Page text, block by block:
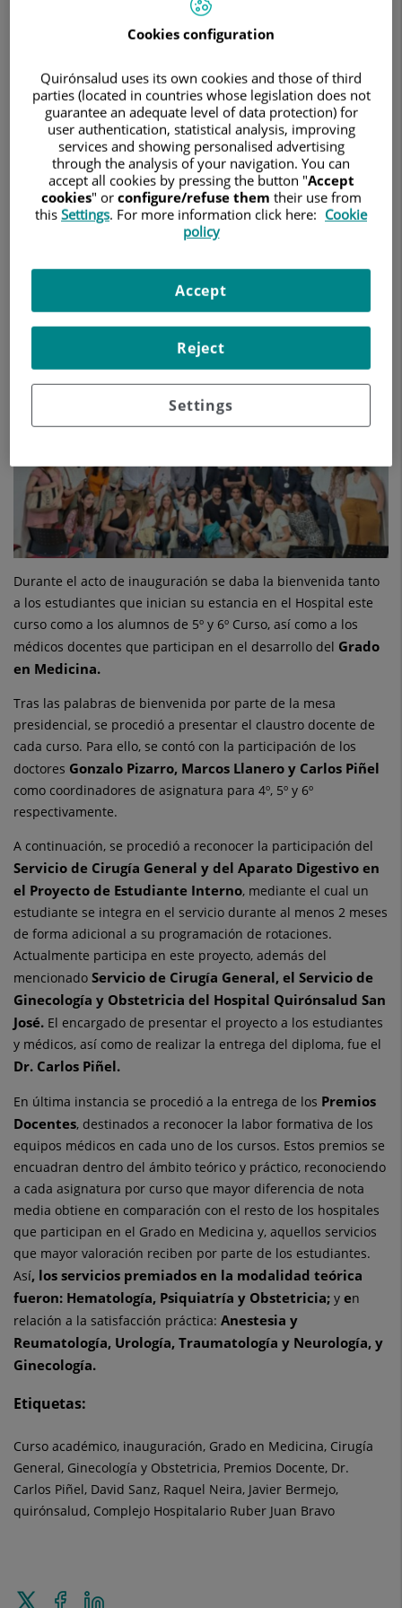
18 de septiembre de 2023
HOSPITAL UNIVERSITARIO RUBER JUAN BRAVO
● Desde 2016 el centro recibe alumnos de medicina de la
Universidad Europea.
ospital Universitario Ruber Juan Bravo
, Director de Investigación y
Docencia con Hospitales de la Universidad Europea;
Raquel
Neira, Directora Gerente del Hospital Universitario Ruber
Javier Bermejo, Jefe Territorial de Docencia e
Investigación de Quirónsalud.
Durante el acto de inauguración se daba la bienvenida tanto
a los estudiantes que inician su estancia en el Hospital este
curso como a los alumnos de 5º y 6º Curso, así como a los
médicos docentes que participan en el desarrollo del Grado
en Medicina.
Tras las palabras de bienvenida por parte de la mesa
presidencial, se procedió a presentar el claustro docente de
cada curso. Para ello, se contó con la participación de los
doctores Gonzalo Pizarro, Marcos Llanero y Carlos Piñel
como coordinadores de asignatura para 4º, 5º y 6º
respectivamente.
A continuación, se procedió a reconocer la participación del
Servicio de Cirugía General y del Aparato Digestivo en
el Proyecto de Estudiante Interno, mediante el cual un
estudiante se integra en el servicio durante al menos 2 meses
de forma adicional a su programación de rotaciones.
Actualmente participa en este proyecto, además del
mencionado Servicio de Cirugía General, el Servicio de
Ginecología y Obstetricia del Hospital Quirónsalud San
José. El encargado de presentar el proyecto a los estudiantes
y médicos, así como de realizar la entrega del diploma, fue el
Dr. Carlos Piñel.
En última instancia se procedió a la entrega de los Premios
Docentes, destinados a reconocer la labor formativa de los
equipos médicos en cada uno de los cursos. Estos premios se
encuadran dentro del ámbito teórico y práctico, reconociendo
a cada asignatura por curso que mayor diferencia de nota
media obtiene en comparación con el resto de los hospitales
que participan en el Grado en Medicina y, aquellos servicios
que mayor valoración reciben por parte de los estudiantes.
Así, los servicios premiados en la modalidad teórica
fueron: Hematología, Psiquiatría y Obstetricia; y en
relación a la satisfacción práctica: Anestesia y
Reumatología, Urología, Traumatología y Neurología, y
Ginecología.
Etiquetas:
Curso académico, inauguración, Grado en Medicina, Cirugía
General, Ginecología y Obstetricia, Premios Docente, Dr.
Carlos Piñel, David Sanz, Raquel Neira, Javier Bermejo,
quirónsalud, Complejo Hospitalario Ruber Juan Bravo
Enviar
Compartir
Cookies configuration
Quirónsalud uses its own cookies and those of third
parties (located in countries whose legislation does not
guarantee an adequate level of data protection) for
user authentication, statistical analysis, improving
services and showing personalised advertising
through the analysis of your navigation. You can
accept all cookies by pressing the button "Accept
cookies" or configure/refuse them their use from
this Settings. For more information click here: Cookie
policy
Settings
Reject
Accept